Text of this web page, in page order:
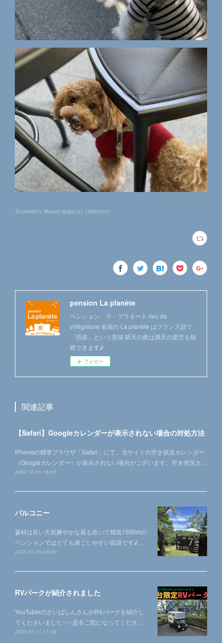
Tourism(61) Mascot dogs(12) Others(34)
pension La planète
ペンション ラ・プラネート lieu de
villégiature 名前の La planète はフランス語で
「惑星」という意味 晴天の夜は満天の星空を観
察できます♪
フォロー
関連記事
【Safari】Googleカレンダーが表示されない場合の対処方法
iPhoneの標準ブラウザ「Safari」にて、当サイトの空き状況カレンダー
（Googleカレンダー）が表示されない場合がございます。空き状況カ…
2024.10.01 16:03
バルコニー
蓼科は良い天気爽やかな風も吹いて標高1500mの
ペンションではとても過ごしやすい気温です♪…
2024.07.29 08:40
RVパークが紹介されました
YouTuberのさいばしんさんがRVパークを紹介し
てくださいました✨✨是非ご覧になってくださ…
2024.07.11 11:28